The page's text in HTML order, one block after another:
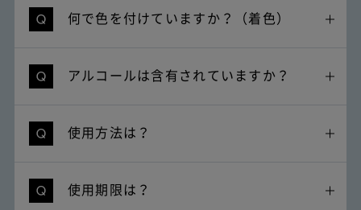
何で色を付けていますか？（着色）
アルコールは含有されていますか？
使用方法は？
使用期限は？